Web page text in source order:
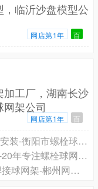
临沂沙盘模型公
网店第1年 百
工厂，湖南长沙
架公司
网店第1年 百
湖南衡阳网架公司-20年专注网架加工安装-衡阳市螺栓球网架公司
湖南湘潭网架公司-湘潭网架加工厂家-20年专注螺栓球网架加工安装
郴州网架公司-郴州螺栓球网架-郴州焊接球网架-郴州网架加工厂